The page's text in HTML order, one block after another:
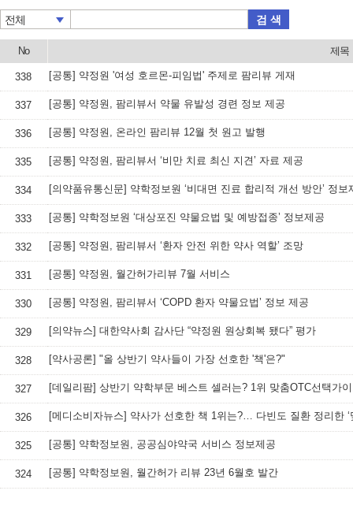
전체 검 색
No 제목
338 [공통] 약정원 '여성 호르몬-피임법' 주제로 팜리뷰 게재
337 [공통] 약정원, 팜리뷰서 약물 유발성 경련 정보 제공
336 [공통] 약정원, 온라인 팜리뷰 12월 첫 원고 발행
335 [공통] 약정원, 팜리뷰서 ‘비만 치료 최신 지견’ 자료 제공
334 [의약품유통신문] 약학정보원 ‘비대면 진료 합리적 개선 방안’ 정보
333 [공통] 약학정보원 ‘대상포진 약물요법 및 예방접종’ 정보제공
332 [공통] 약정원, 팜리뷰서 ‘환자 안전 위한 약사 역할’ 조망
331 [공통] 약정원, 월간허가리뷰 7월 서비스
330 [공통] 약정원, 팜리뷰서 ‘COPD 환자 약물요법’ 정보 제공
329 [의약뉴스] 대한약사회 감사단 “약정원 원상회복 됐다” 평가
328 [약사공론] "올 상반기 약사들이 가장 선호한 '책'은?"
327 [데일리팜] 상반기 약학부문 베스트 셀러는? 1위 맞춤OTC선택가
326
325 [공통] 약학정보원, 공공심야약국 서비스 정보제공
324 [공통] 약학정보원, 월간허가 리뷰 23년 6월호 발간